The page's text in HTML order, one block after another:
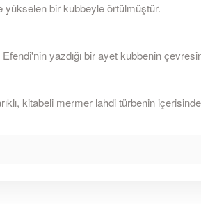
yükselen bir kubbeyle örtülmüştür.
yazdığı bir ayet kubbenin
kitabeli mermer lahdi türbenin